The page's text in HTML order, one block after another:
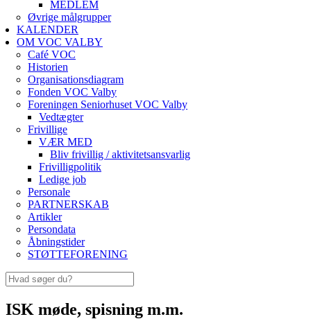
MEDLEM
Øvrige målgrupper
KALENDER
OM VOC VALBY
Café VOC
Historien
Organisationsdiagram
Fonden VOC Valby
Foreningen Seniorhuset VOC Valby
Vedtægter
Frivillige
VÆR MED
Bliv frivillig / aktivitetsansvarlig
Frivilligpolitik
Ledige job
Personale
PARTNERSKAB
Artikler
Persondata
Åbningstider
STØTTEFORENING
ISK møde, spisning m.m.